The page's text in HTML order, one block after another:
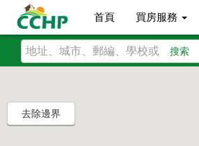
首頁 買房服務
搜索
去除邊界